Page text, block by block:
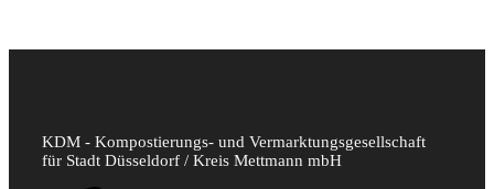
KDM - Kompostierungs- und Vermarktungsgesellschaft
für Stadt Düsseldorf / Kreis Mettmann mbH